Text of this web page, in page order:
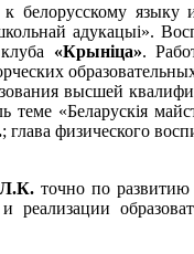
языку и
адукацыі».
«Крыніца».
высшей
«Беларускія
; глава физического
точно по развитию